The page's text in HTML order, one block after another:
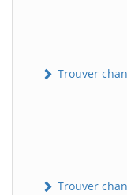
Trouver
Trouver